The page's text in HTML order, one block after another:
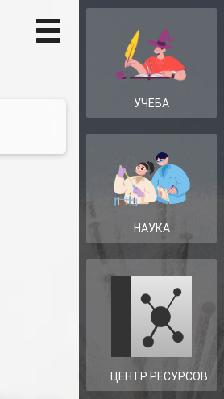
УЧЕБА
НАУКА
ЦЕНТР РЕСУРСОВ